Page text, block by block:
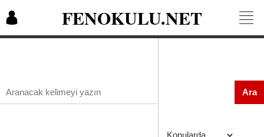
FENOKULU.NET
Ara